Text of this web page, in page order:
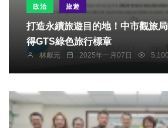
政治 旅遊
打造永續旅遊目的地！中市觀旅
得GTS綠色旅行標章
林獻元 2025年一月07日